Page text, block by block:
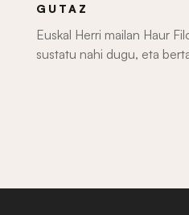
GUTAZ
Euskal Herri mailan Haur
sustatu nahi dugu, eta